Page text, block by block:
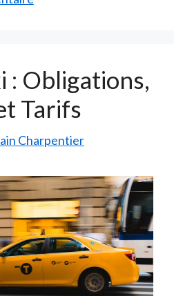
: Obligations,
Tarifs
Charpentier